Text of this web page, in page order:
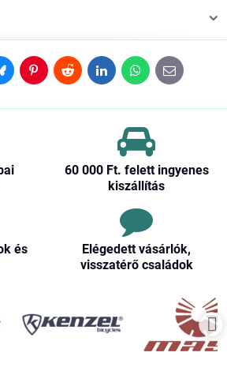
PinterestRedditLinkedInWhatsApp
E-
mail
60 000 Ft​. felett ingyenes
kiszállítás
és
Elégedett vásárlók,
visszatérő családok